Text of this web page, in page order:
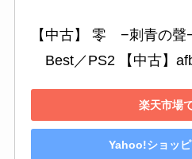
【中古】 零　−刺青の
Best／PS2 【中古】
楽天市場
Yahoo!ショッ